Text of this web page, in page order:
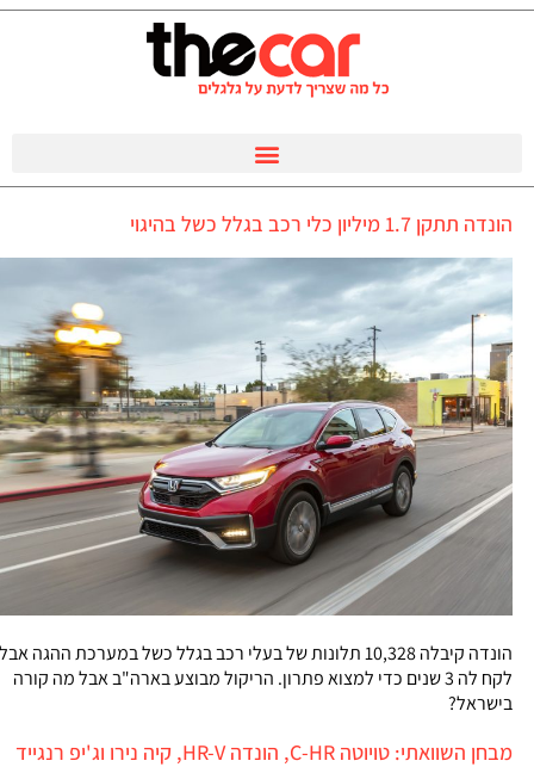
הונדה תתקן 1.7 מיליון כלי רכב בגלל כשל בהיגוי
הונדה קיבלה 10,328 תלונות של בעלי רכב בגלל כשל במערכת ההגה אבל
לקח לה 3 שנים כדי למצוא פתרון. הריקול מבוצע בארה"ב אבל מה קורה
בישראל?
מבחן השוואתי: טויוטה C-HR, הונדה HR-V, קיה נירו וג'יפ רנגייד